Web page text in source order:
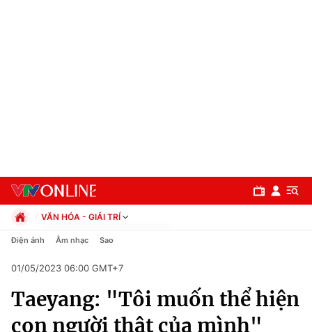
Chuyên mục
Chính trị
VĂN HÓA - GIẢI TRÍ
Chính trị
Pháp luật
Kinh tế
Thể thao
Truyền hình
Điện ảnh Âm nhạc Sao
01/05/2023 06:00 GMT+7
Taeyang: "Tôi muốn thể hiện
con người thật của mình"